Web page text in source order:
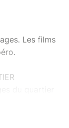
Les films
du quartier